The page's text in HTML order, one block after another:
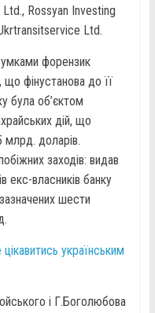
Rossyan Investing
Ltd.
форензик
фінустанова до її
була об’єктом
дій, що
млрд. доларів.
заходів: видав
екс-власників банку
шести
українським
і Г.Боголюбова